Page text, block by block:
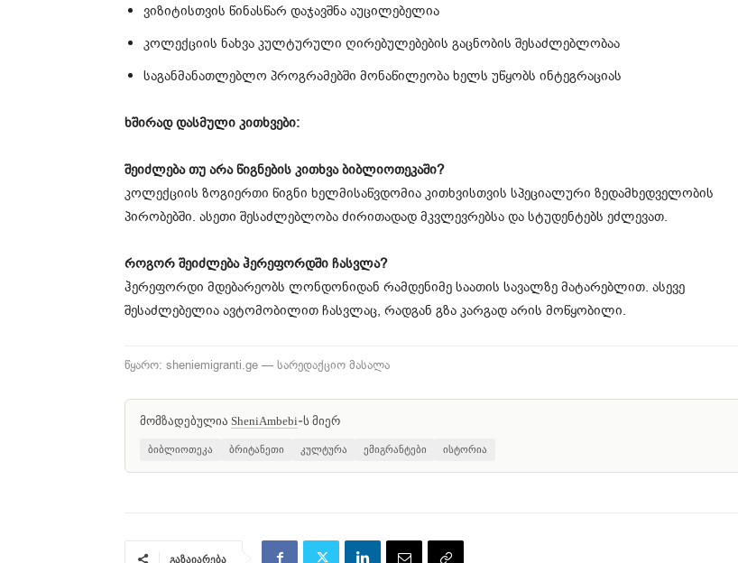
ვიზიტისთვის წინასწარ დაჯავშნა აუცილებელია
კოლექციის ნახვა კულტურული ღირებულებების გაცნობის შესაძლებლობაა
საგანმანათლებლო პროგრამებში მონაწილეობა ხელს უწყობს ინტეგრაციას
ხშირად დასმული კითხვები:
შეიძლება თუ არა წიგნების კითხვა ბიბლიოთეკაში?
კოლექციის ზოგიერთი წიგნი ხელმისაწვდომია კითხვისთვის სპეციალური ზედამხედველობის
პირობებში. ასეთი შესაძლებლობა ძირითადად მკვლევრებსა და სტუდენტებს ეძლევათ.
როგორ შეიძლება ჰერეფორდში ჩასვლა?
ჰერეფორდი მდებარეობს ლონდონიდან რამდენიმე საათის სავალზე მატარებლით. ასევე
შესაძლებელია ავტომობილით ჩასვლაც, რადგან გზა კარგად არის მოწყობილი.
წყარო: sheniemigranti.ge — სარედაქციო მასალა
მომზადებულია SheniAmbebi-ს მიერ
ბიბლიოთეკა ბრიტანეთი კულტურა ემიგრანტები ისტორია
გაზაიარება